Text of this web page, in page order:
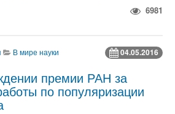
6981
04.05.2016
В мире науки
премии РАН за
по популяризации